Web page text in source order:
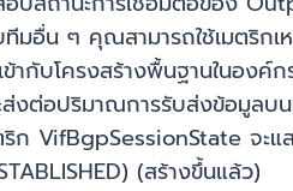
ทีมอื่น ๆ คุณสามารถใช้เมตริ
กับโครงสร้างพื้นฐานในองค์
ต่อปริมาณการรับส่งข้อมูลบน
ริก VifBgpSessionState จ
(สร้างขึ้นแล้ว)